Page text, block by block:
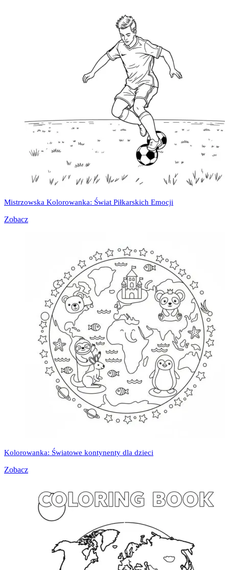
Mistrzowska Kolorowanka: Świat Piłkarskich Emocji
Zobacz
Kolorowanka: Światowe kontynenty dla dzieci
Zobacz